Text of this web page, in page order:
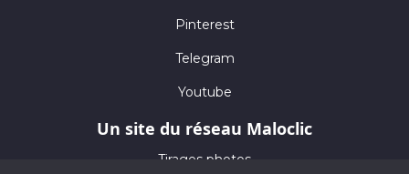
Pinterest
Telegram
Youtube
Un site du réseau Maloclic
Tirages photos